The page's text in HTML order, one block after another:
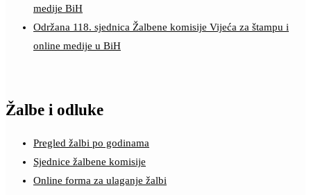
medije BiH
Održana 118. sjednica Žalbene komisije Vijeća za štampu i
online medije u BiH
Žalbe i odluke
Pregled žalbi po godinama
Sjednice žalbene komisije
Online forma za ulaganje žalbi